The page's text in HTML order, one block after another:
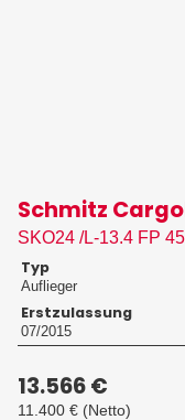
Schmitz
SKO24 /L-13.4 FP
Typ
Auflieger
Erstzulassung
07/2015
13.566 €
11.400 € (Netto)